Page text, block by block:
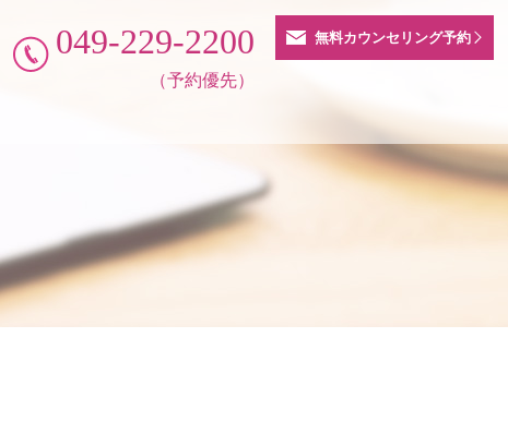
無料カウンセリング予約
049-229-2200
（予約優先）